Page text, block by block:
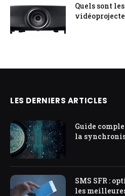
Quels sont
LES DERNIERS ARTICLES
Guide
la
SMS SFR :
les